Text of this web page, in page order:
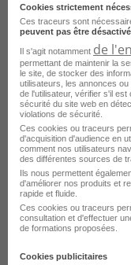
Aide-
Redon - 35
Publié le 22
Je postule
Cookies strictement
Ces traceurs sont
peuvent pas être
Il s'agit notamment de
permettant de maintenir la
le site, de stocker des
utilisateurs, les annonces
de l'utilisateur, vérifier s'il
sécurité du site web en
violations de sécurité.
Ces cookies ou traceurs
d'acquisition d'audience en
comment nos utilisateurs
des différentes sources de
Ils nous permettent
d'améliorer nos produits et
rapide et fluide.
Ces cookies ou traceurs
consultation et d'effectuer
de formations proposées.
Cookies publicitaires